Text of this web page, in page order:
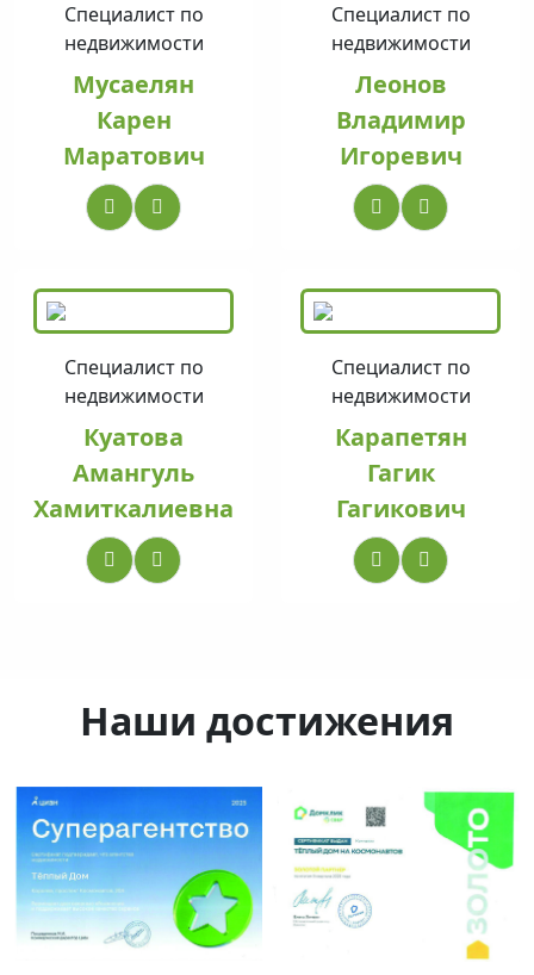
Специалист по
недвижимости
Мусаелян
Карен
Маратович
Специалист по
недвижимости
Леонов
Владимир
Игоревич
Специалист по
недвижимости
Куатова
Амангуль
Хамиткалиевна
Специалист по
недвижимости
Карапетян
Гагик
Гагикович
Наши достижения